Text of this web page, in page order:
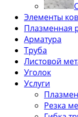
Элементы
Плазменная
Арматура
Труба
Листовой
Уголок
Услуги
Резка